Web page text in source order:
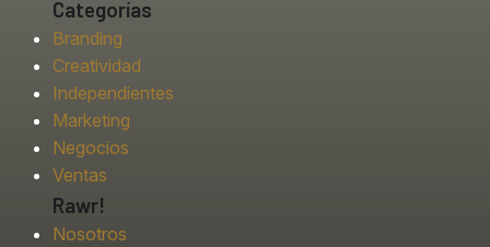
Categorías
Branding
Creatividad
Independientes
Marketing
Negocios
Ventas
Rawr!
Nosotros